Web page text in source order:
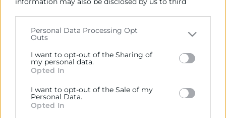
Please note that this website/app uses one or more
Google services and may gather and store information
including but not limited to your visit or usage
behaviour. You may click to grant or deny consent to
below specified purposes in below Google consent
section.
Personal Data Processing Opt
Outs
I want to opt-out of the Sharing of
my personal data.
Opted In
I want to opt-out of the Sale of my
Personal Data.
Opted In
mantenen substancialment alts.
Recursos vinculats
Informe: Indicadors de preus internacionals de
matèries primeres i logística